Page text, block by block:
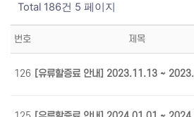
Total 186건 5 페이지
번호 제목
126 [유류할증료 안내] 2023.11.13 ~